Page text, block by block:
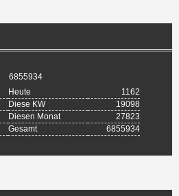
6855934
Heute
1162
Diese KW
19098
Diesen Monat
27823
Gesamt
6855934